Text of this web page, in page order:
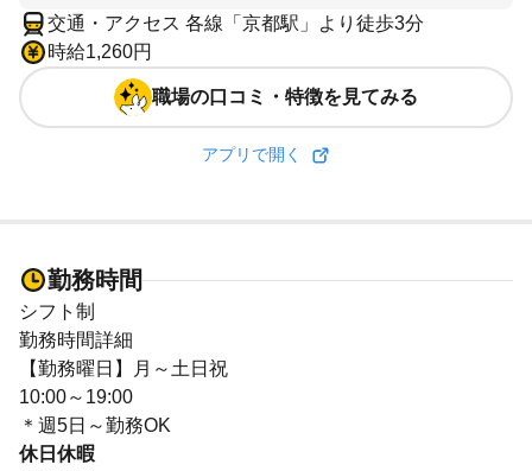
交通・アクセス 各線「京都駅」より徒歩3分
時給1,260円
職場の口コミ・特徴を見てみる
アプリで開く
勤務時間
シフト制
勤務時間詳細
【勤務曜日】月～土日祝
10:00～19:00
＊週5日～勤務OK
休日休暇